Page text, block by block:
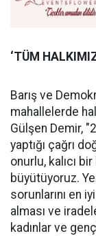
‘TÜM
Barış ve
mahallelerde
Gülşen Demir,
yaptığı çağrı
onurlu, kalıcı
büyütüyoruz.
sorunlarını en
alması ve
kadınlar ve